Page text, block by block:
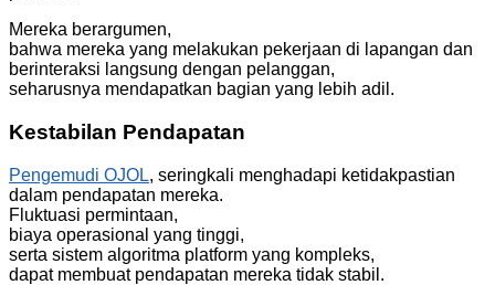
Mereka berargumen,
bahwa mereka yang melakukan pekerjaan di lapangan dan
berinteraksi langsung dengan pelanggan,
seharusnya mendapatkan bagian yang lebih adil.
Kestabilan Pendapatan
Pengemudi OJOL, seringkali menghadapi ketidakpastian
dalam pendapatan mereka.
Fluktuasi permintaan,
biaya operasional yang tinggi,
serta sistem algoritma platform yang kompleks,
dapat membuat pendapatan mereka tidak stabil.